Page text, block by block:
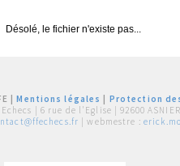
Désolé, le fichier n'existe pas...
|Mentions légales
Protection
| 6 rue de l'Eglise | 92600
| webmestre :